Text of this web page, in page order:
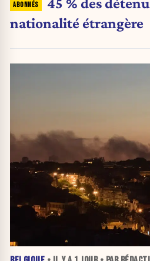
nationalité étrangère